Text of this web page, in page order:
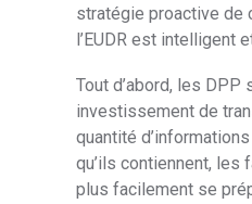
stratégie proactive de
l’EUDR est intelligent
Tout d’abord, les DPP
investissement de
quantité
qu’ils contiennent, les
plus facilement se